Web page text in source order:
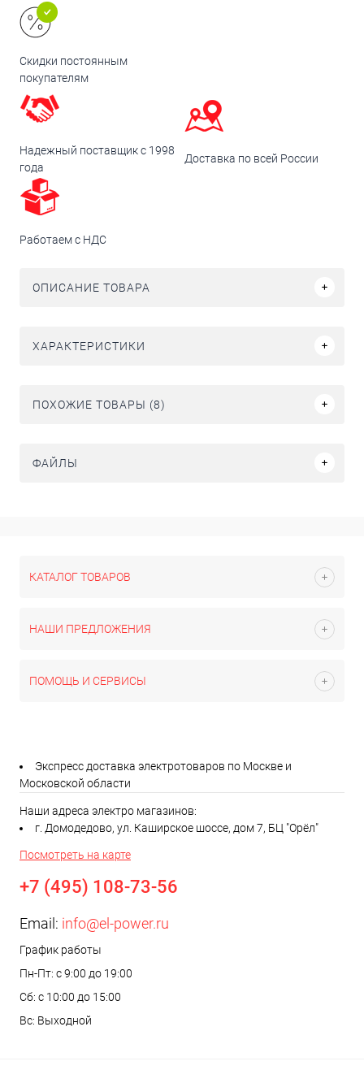
Скидки постоянным
покупателям
Надежный поставщик с 1998
года
Доставка по всей России
Работаем с НДС
ОПИСАНИЕ ТОВАРА
ХАРАКТЕРИСТИКИ
ПОХОЖИЕ ТОВАРЫ (8)
ФАЙЛЫ
КАТАЛОГ ТОВАРОВ
НАШИ ПРЕДЛОЖЕНИЯ
ПОМОЩЬ И СЕРВИСЫ
Экспресс доставка электротоваров по Москве и
Московской области
Наши адреса электро магазинов:
г. Домодедово, ул. Каширское шоссе, дом 7, БЦ "Орёл"
Посмотреть на карте
+7 (495) 108-73-56
Email: info@el-power.ru
График работы
Пн-Пт: с 9:00 до 19:00
Сб: с 10:00 до 15:00
Вс: Выходной